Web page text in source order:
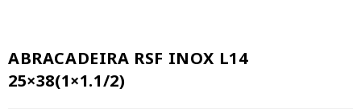
ABRACADEIRA RSF INOX L14
25×38(1×1.1/2)